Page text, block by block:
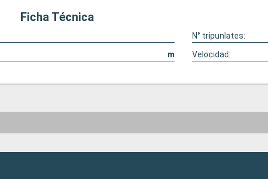
Ficha Técnica
N° tripunlates:
m Velocidad: